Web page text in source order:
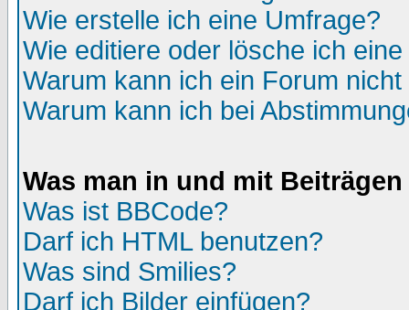
Wie erstelle ich eine Umfrage?
Wie editiere oder lösche ich
Warum kann ich ein Forum
Warum kann ich bei
Was man in und mit
Was ist BBCode?
Darf ich HTML benutzen?
Was sind Smilies?
Darf ich Bilder einfügen?